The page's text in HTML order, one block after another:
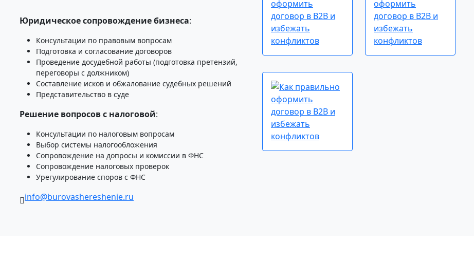
Юридическое сопровождение бизнеса:
Консультации по правовым вопросам
Подготовка и согласование договоров
Проведение досудебной работы (подготовка претензий,
переговоры с должником)
Составление исков и обжалование судебных решений
Представительство в суде
Решение вопросов с налоговой:
Консультации по налоговым вопросам
Выбор системы налогообложения
Сопровождение на допросы и комиссии в ФНС
Сопровождение налоговых проверок
Урегулирование споров с ФНС
info@burovashereshenie.ru